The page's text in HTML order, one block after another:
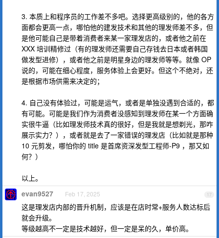
3. 本质上和程序员的工作差不多吧。选择更高级别的，他的各方
面都会更高一点，哪怕他的建发技术和其他的理发师差不多，但
是他可能自己是带着消费者来某一家理发店的，或者他之前在
XXX 培训精修过（有的理发师还需要自己存钱去日本或者韩国
做发型进修），或者他之前是明星身边的理发师等等。就像 OP
说的，可能在细心程度，服务体验上会更好。但这个不绝对，还
是根据市场供需来决定的；
4. 自己没有体验过，可能是运气，或者是单独没遇到合适的，都
有可能。可能是我们作为消费者没感知到理发师在某一个方面确
实很牛逼（比如理发师技术真的很好，但是我就是想剃光，那咋
展示实力？），或者就是去了一家错误的理发店（比如就是那种
10 元剪发，哪怕你的 title 是首席资深发型工程师-P9 ，那又如
何？）
以上。
17
evan9527 Feb 17, 2025
这是理发店内部的晋升机制，应该是在店时常+服务人数达标后
就会升级。
等级越高不一定是技术越好，但一定是呆的久，单价高。